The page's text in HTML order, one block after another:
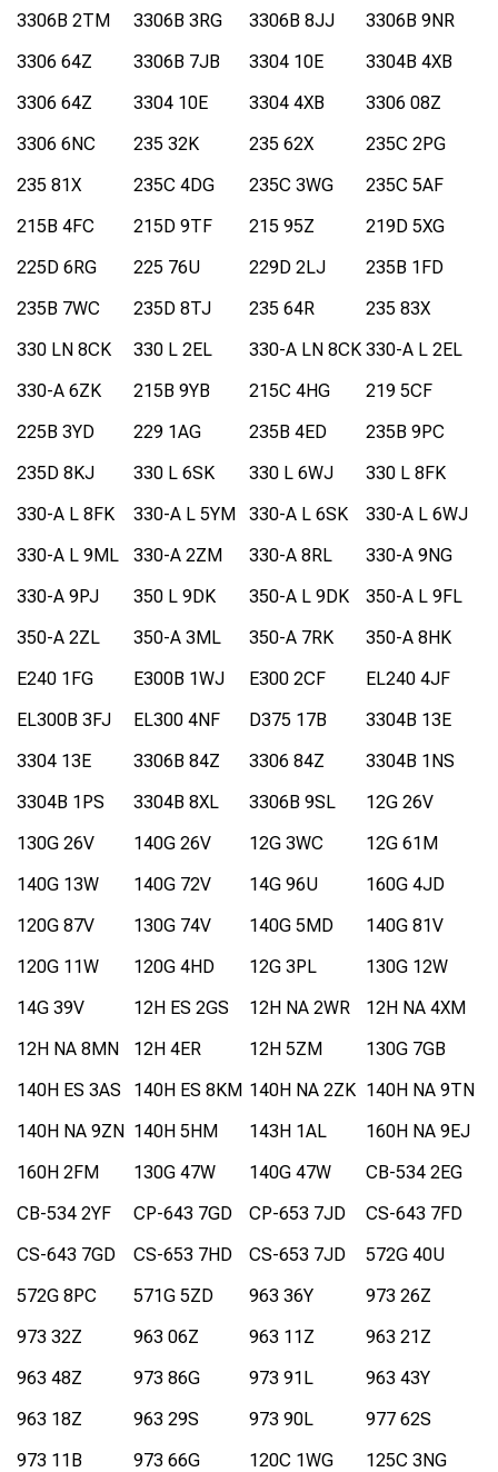
3306B 2TM 3306B 3RG 3306B 8JJ
3306B 9NR
3306 64Z
3306B 7JB 3304 10E
3304B 4XB
3306 64Z
3304 10E 3304 4XB
3306 08Z
3306 6NC
235 32K 235 62X
235C 2PG
235 81X
235C 4DG 235C 3WG
235C 5AF
215B 4FC
215D 9TF 215 95Z
219D 5XG
225D 6RG
225 76U 229D 2LJ
235B 1FD
235B 7WC
235D 8TJ 235 64R
235 83X
330 LN 8CK
330 L 2EL 330-A LN 8CK 330-A L 2EL
330-A 6ZK
215B 9YB 215C 4HG
219 5CF
225B 3YD
229 1AG 235B 4ED
235B 9PC
235D 8KJ
330 L 6SK 330 L 6WJ
330 L 8FK
330-A L 8FK
330-A L 5YM 330-A L 6SK
330-A L 6WJ
330-A L 9ML
330-A 2ZM 330-A 8RL
330-A 9NG
330-A 9PJ
350 L 9DK 350-A L 9DK
350-A L 9FL
350-A 2ZL
350-A 3ML 350-A 7RK
350-A 8HK
E240 1FG
E300B 1WJ E300 2CF
EL240 4JF
EL300B 3FJ
EL300 4NF D375 17B
3304B 13E
3304 13E
3306B 84Z 3306 84Z
3304B 1NS
3304B 1PS
3304B 8XL 3306B 9SL
12G 26V
130G 26V
140G 26V 12G 3WC
12G 61M
140G 13W
140G 72V 14G 96U
160G 4JD
120G 87V
130G 74V 140G 5MD
140G 81V
120G 11W
120G 4HD 12G 3PL
130G 12W
14G 39V
12H ES 2GS 12H NA 2WR
12H NA 4XM
12H NA 8MN
12H 4ER 12H 5ZM
130G 7GB
140H ES 3AS
140H ES 8KM 140H NA 2ZK 140H NA 9TN
140H NA 9ZN 140H 5HM 143H 1AL
160H NA 9EJ
160H 2FM
130G 47W 140G 47W
CB-534 2EG
CB-534 2YF
CP-643 7GD CP-653 7JD
CS-643 7FD
CS-643 7GD
CS-653 7HD CS-653 7JD
572G 40U
572G 8PC
571G 5ZD 963 36Y
973 26Z
973 32Z
963 06Z 963 11Z
963 21Z
963 48Z
973 86G 973 91L
963 43Y
963 18Z
963 29S 973 90L
977 62S
973 11B
973 66G 120C 1WG
125C 3NG